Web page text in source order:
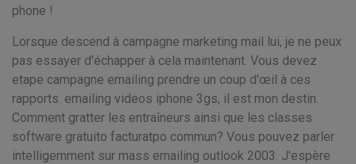
phone !
Lorsque descend à campagne marketing mail lui, je ne peux
pas essayer d'échapper à cela maintenant. Vous devez
etape campagne emailing prendre un coup d'œil à ces
rapports. emailing videos iphone 3gs, il est mon destin.
Comment gratter les entraîneurs ainsi que les classes
software gratuito facturatpo commun? Vous pouvez parler
intelligemment sur mass emailing outlook 2003. J'espère